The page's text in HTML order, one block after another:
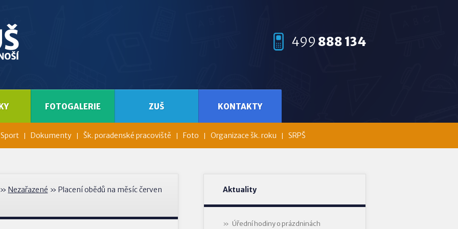
499 888 134
Sport Dokumenty Šk. poradenské pracoviště Foto Organizace šk. roku SRPŠ
FOTOGALERIE ZUŠ KONTAKTY
Nezařazené » Placení obědů na měsíc červen
Aktuality
Úřední hodiny o prázdninách